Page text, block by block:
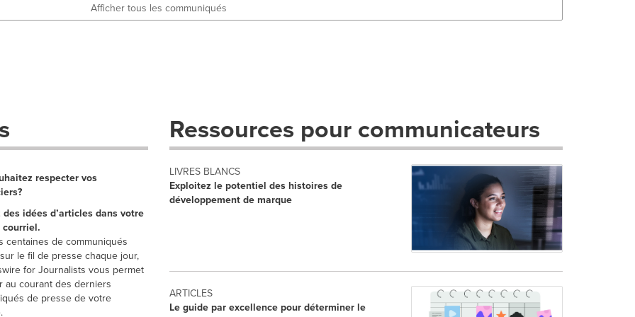
Afficher tous les communiqués
respecter vos
des idées d’articles dans votre
centaines de communiqués
le fil de presse chaque jour,
for Journalists vous permet
au courant des derniers
de presse de votre
Ressources pour communicateurs
LIVRES BLANCS
Exploitez le potentiel des histoires de
développement de marque
ARTICLES
Le guide par excellence pour déterminer le